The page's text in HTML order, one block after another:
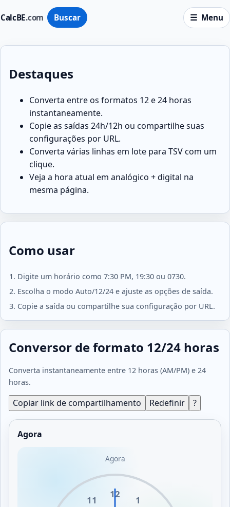
CalcBE.com Buscar Menu
Destaques
Converta entre os formatos 12 e 24 horas
instantaneamente.
Copie as saídas 24h/12h ou compartilhe suas
configurações por URL.
Converta várias linhas em lote para TSV com um
clique.
Veja a hora atual em analógico + digital na
mesma página.
Como usar
Digite um horário como 7:30 PM, 19:30 ou 0730.
Escolha o modo Auto/12/24 e ajuste as opções de saída.
Copie a saída ou compartilhe sua configuração por URL.
Conversor de formato 12/24 horas
Converta instantaneamente entre 12 horas (AM/PM) e 24
horas.
Copiar link de compartilhamento Redefinir ?
Agora
Agora
1
11
12